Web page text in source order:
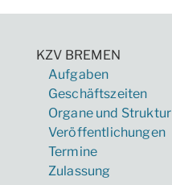
KZV BREMEN
Aufgaben
Geschäftszeiten
Organe und Struktur
Veröffentlichungen
Termine
Zulassung